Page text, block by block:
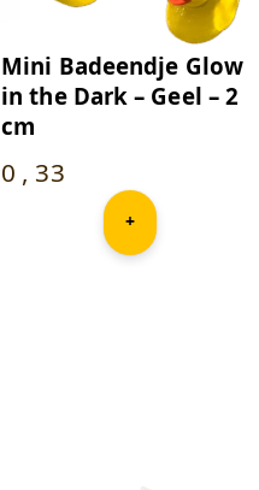
Mini Badeendje Glow
in the Dark – Geel – 2
cm
0 , 33
+